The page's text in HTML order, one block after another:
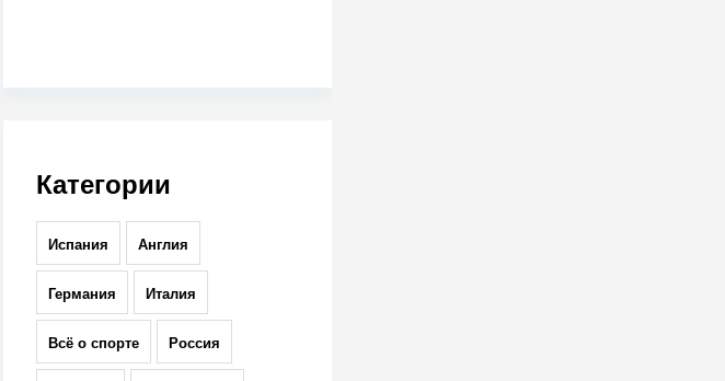
Категории
Испания Англия
Германия Италия
Всё о спорте Россия